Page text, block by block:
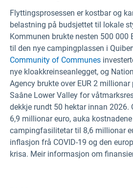
Flyttingsprosessen er kostbar og
belastning på budsjettet til lokale
Kommunen brukte nesten 500 000
til den nye campingplassen i
Community of Communes
nye kloakkreinseanlegget, og
Agency brukte over EUR 2
Saâne Lower Valley for
dekkje rundt 50 hektar innan 2026.
6,9 millionar euro, auka
campingfasilitetar til 8,6 millionar
inflasjon frå COVID-19 og den
krisa. Meir informasjon om